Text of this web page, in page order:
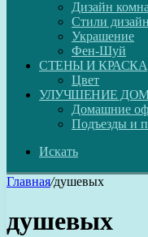
Дизайн
Стили
Украшение
Фен-Шуй
СТЕНЫ И КРАСКА
Цвет
УЛУЧШЕНИЕ
Домашние
Подъезды и
Искать
Главная/душевых
душевых